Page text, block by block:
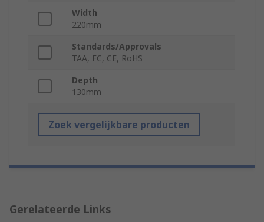
Width
220mm
Standards/Approvals
TAA, FC, CE, RoHS
Depth
130mm
Zoek vergelijkbare producten
Gerelateerde Links